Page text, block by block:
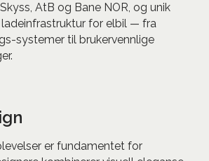
AtB og Bane NOR, og unik
for elbil — fra
systemer til brukervennlige
er fundamentet for